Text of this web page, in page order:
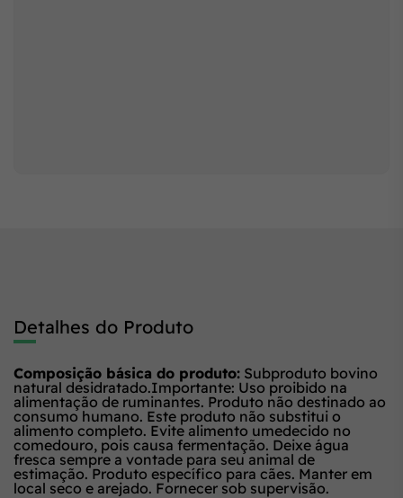
Detalhes do Produto
Composição básica do produto: Subproduto bovino
natural desidratado.Importante: Uso proibido na
alimentação de ruminantes. Produto não destinado ao
consumo humano. Este produto não substitui o
alimento completo. Evite alimento umedecido no
comedouro, pois causa fermentação. Deixe água
fresca sempre a vontade para seu animal de
estimação. Produto específico para cães. Manter em
local seco e arejado. Fornecer sob supervisão.